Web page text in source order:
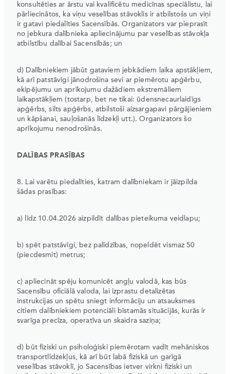
konsultēties ar ārstu vai kvalificētu medicīnas speciālistu, lai
pārliecinātos, ka viņu veselības stāvoklis ir atbilstošs un viņi
ir gatavi piedalīties Sacensībās. Organizators var pieprasīt
no jebkura dalībnieka apliecinājumu par veselības stāvokļa
atbilstību dalībai Sacensībās; un
d) Dalībniekiem jābūt gataviem jebkādiem laika apstākļiem,
kā arī patstāvīgi jānodrošina sevi ar piemērotu apģērbu,
ekipējumu un aprīkojumu dažādiem ekstremāliem
laikapstākļiem (tostarp, bet ne tikai: ūdensnecaurlaidīgs
apģērbs, silts apģērbs, atbilstoši aizsargapavi pārgājieniem
un kāpšanai, sauļošanās līdzekļi utt.). Organizators šo
aprīkojumu nenodrošinās.
DALĪBAS PRASĪBAS
8. Lai varētu piedalīties, katram dalībniekam ir jāizpilda
šādas prasības:
a) līdz 10.04.2026 aizpildīt dalības pieteikuma veidlapu;
b) spēt patstāvīgi, bez palīdzības, nopeldēt vismaz 50
(piecdesmit) metrus;
c) apliecināt spēju komunicēt angļu valodā, kas būs
Sacensību oficiālā valoda, lai izprastu detalizētas
instrukcijas un spētu sniegt informāciju un atsauksmes
citiem dalībniekiem potenciāli bīstamās situācijās, kurās ir
svarīga precīza, operatīva un skaidra saziņa;
d) būt fiziski un psiholoģiski piemērotam vadīt mehāniskos
transportlīdzekļus, kā arī būt labā fiziskā un garīgā
veselības stāvoklī, jo Sacensības ietver virkni fiziski un